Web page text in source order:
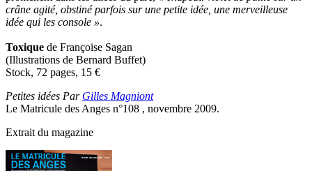
crâne agité, obstiné parfois sur une petite idée, une merveilleuse
idée qui les console ».
Toxique de Françoise Sagan
(Illustrations de Bernard Buffet)
Stock, 72 pages, 15 €
Petites idées Par Gilles Magniont
Le Matricule des Anges n°108 , novembre 2009.
Extrait du magazine